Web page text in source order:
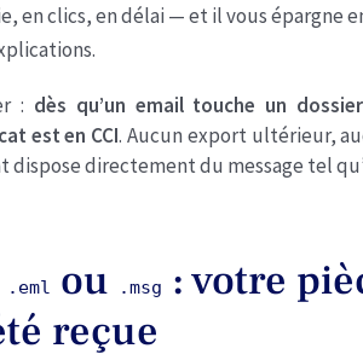
en clics, en délai — et il vous épargne
: dès qu’un email touche un
est en CCI. Aucun export ultérieur,
dispose directement du message tel
.eml ou .msg
: votre
reçue